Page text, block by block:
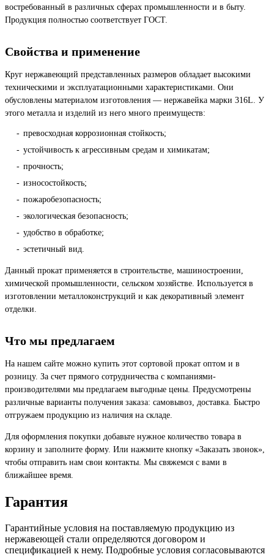
востребованный в различных сферах промышленности и в быту.
Продукция полностью соответствует ГОСТ.
Свойства и применение
Круг нержавеющий представленных размеров обладает высокими
техническими и эксплуатационными характеристиками. Они
обусловлены материалом изготовления — нержавейка марки 316L. У
этого металла и изделий из него много преимуществ:
превосходная коррозионная стойкость;
устойчивость к агрессивным средам и химикатам;
прочность;
износостойкость;
пожаробезопасность;
экологическая безопасность;
удобство в обработке;
эстетичный вид.
Данный прокат применяется в строительстве, машиностроении,
химической промышленности, сельском хозяйстве. Используется в
изготовлении металлоконструкций и как декоративный элемент
отделки.
Что мы предлагаем
На нашем сайте можно купить этот сортовой прокат оптом и в
розницу. За счет прямого сотрудничества с компаниями-
производителями мы предлагаем выгодные цены. Предусмотрены
различные варианты получения заказа: самовывоз, доставка. Быстро
отгружаем продукцию из наличия на складе.
Для оформления покупки добавьте нужное количество товара в
корзину и заполните форму. Или нажмите кнопку «Заказать звонок»,
чтобы отправить нам свои контакты. Мы свяжемся с вами в
ближайшее время.
Гарантия
Гарантийные условия на поставляемую продукцию из
нержавеющей стали определяются договором и
спецификацией к нему. Подробные условия согласовываются